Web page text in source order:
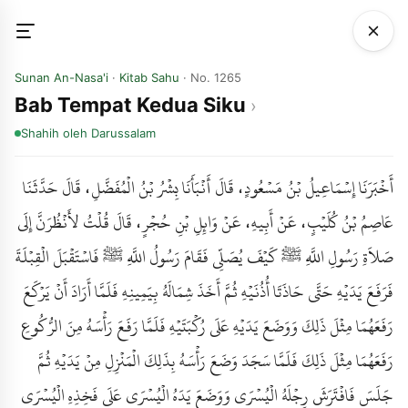
Sunan An-Nasa'i · Kitab Sahu · No. 1265
Bab Tempat Kedua Siku
Shahih oleh Darussalam
أَخْبَرَنَا إِسْمَاعِيلُ بْنُ مَسْعُودٍ، قَالَ أَنْبَأَنَا بِشْرُ بْنُ الْمُفَضَّلِ، قَالَ حَدَّثَنَا
عَاصِمُ بْنُ كُلَيْبٍ، عَنْ أَبِيهِ، عَنْ وَائِلِ بْنِ حُجْرٍ، قَالَ قُلْتُ لأَنْظُرَنَّ إِلَى
صَلاَةِ رَسُولِ اللَّهِ ﷺ كَيْفَ يُصَلِّي فَقَامَ رَسُولُ اللَّهِ ﷺ فَاسْتَقْبَلَ الْقِبْلَةَ
فَرَفَعَ يَدَيْهِ حَتَّى حَاذَتَا أُذُنَيْهِ ثُمَّ أَخَذَ شِمَالَهُ بِيَمِينِهِ فَلَمَّا أَرَادَ أَنْ يَرْكَعَ
رَفَعَهُمَا مِثْلَ ذَلِكَ وَوَضَعَ يَدَيْهِ عَلَى رُكْبَتَيْهِ فَلَمَّا رَفَعَ رَأْسَهُ مِنَ الرُّكُوعِ
رَفَعَهُمَا مِثْلَ ذَلِكَ فَلَمَّا سَجَدَ وَضَعَ رَأْسَهُ بِذَلِكَ الْمَنْزِلِ مِنْ يَدَيْهِ ثُمَّ
جَلَسَ فَافْتَرَشَ رِجْلَهُ الْيُسْرَى وَوَضَعَ يَدَهُ الْيُسْرَى عَلَى فَخِذِهِ الْيُسْرَى